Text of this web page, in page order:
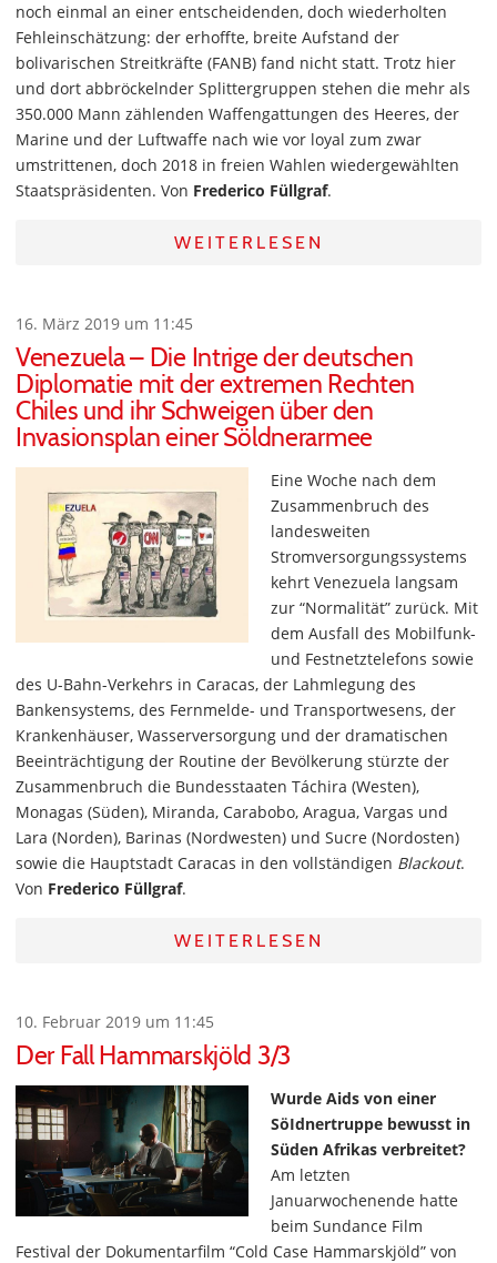
noch einmal an einer entscheidenden, doch wiederholten
Fehleinschätzung: der erhoffte, breite Aufstand der
bolivarischen Streitkräfte (FANB​​) fand nicht statt. Trotz hier
und dort abbröckelnder Splittergruppen stehen die mehr als
350.000 Mann zählenden Waffengattungen des Heeres, der
Marine und der Luftwaffe nach wie vor loyal zum zwar
umstrittenen, doch 2018 in freien Wahlen wiedergewählten
Staatspräsidenten. Von Frederico Füllgraf.
WEITERLESEN
16. März 2019 um 11:45
Venezuela – Die Intrige der deutschen
Diplomatie mit der extremen Rechten
Chiles und ihr Schweigen über den
Invasionsplan einer Söldnerarmee
Eine Woche nach dem
Zusammenbruch des
landesweiten
Stromversorgungssystems
kehrt Venezuela langsam
zur “Normalität” zurück. Mit
dem Ausfall des Mobilfunk-
und Festnetztelefons sowie
des U-Bahn-Verkehrs in Caracas, der Lahmlegung des
Bankensystems, des Fernmelde- und Transportwesens, der
Krankenhäuser, Wasserversorgung und der dramatischen
Beeinträchtigung der Routine der Bevölkerung stürzte der
Zusammenbruch die Bundesstaaten Táchira (Westen),
Monagas (Süden), Miranda, Carabobo, Aragua, Vargas und
Lara (Norden), Barinas (Nordwesten) und Sucre (Nordosten)
sowie die Hauptstadt Caracas in den vollständigen Blackout.
Von Frederico Füllgraf.
WEITERLESEN
10. Februar 2019 um 11:45
Der Fall Hammarskjöld 3/3
Wurde Aids von einer
SöIdnertruppe bewusst in
Süden Afrikas verbreitet?
Am letzten
Januarwochenende hatte
beim Sundance Film
Festival der Dokumentarfilm “Cold Case Hammarskjöld” von